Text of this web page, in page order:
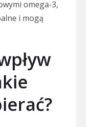
omega-3,
i mogą